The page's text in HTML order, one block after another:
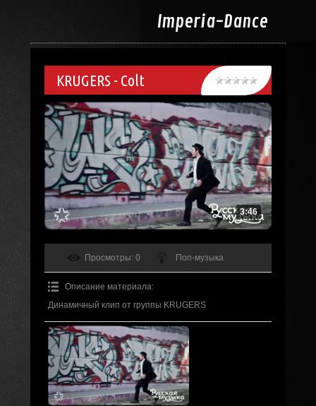
Imperia-Dance
KRUGERS - Colt
3:46
Просмотры: 0 Поп-музыка
Описание материала:
Динамичный клип от группы KRUGERS